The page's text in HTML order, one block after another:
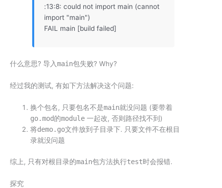
:13:8: could not import main (cannot
import "main")
FAIL main [build failed]
什么意思? 导入main包失败? Why?
经过我的测试, 有如下方法解决这个问题:
换个包名, 只要包名不是main就没问题 (要带着
go.mod的module 一起改, 否则路径找不到)
将demo.go文件放到子目录下. 只要文件不在根目
录就没问题
综上, 只有对根目录的main包方法执行test时会报错.
探究